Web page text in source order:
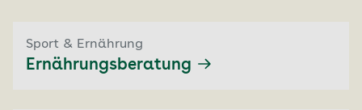
Sport & Ernährung
Ernährungsberatung